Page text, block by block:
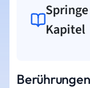
Kapitel